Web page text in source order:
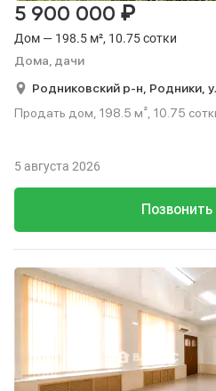
Дом — 198.5 м², 10.75 сотки
Дома, дачи
5 900 000 ₽
Родниковский р-н, Родники,
Продать дом, 198.5 м², 10.75
Позвонить
5 августа 2026